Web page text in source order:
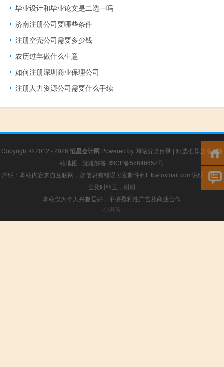
毕业设计和毕业论文是二选一吗
济南注册公司要哪些条件
注册空壳公司需要多少钱
农历过年做什么生意
如何注册深圳商业保理公司
注册人力资源公司需要什么手续
Copyright © 2012 - 2026 恒星会计网 Powered by 网站分类目录 | 精选推荐文章|网
站地图 | 疑难解答 粤ICP备55846652号
声明：本站内容来自互联网，如信息有错误可发邮件到f_fb#foxmail.com说明，我们
会及时纠正，谢谢
本站仅为个人兴趣爱好，不接盈利性广告及商业合作
小男孩